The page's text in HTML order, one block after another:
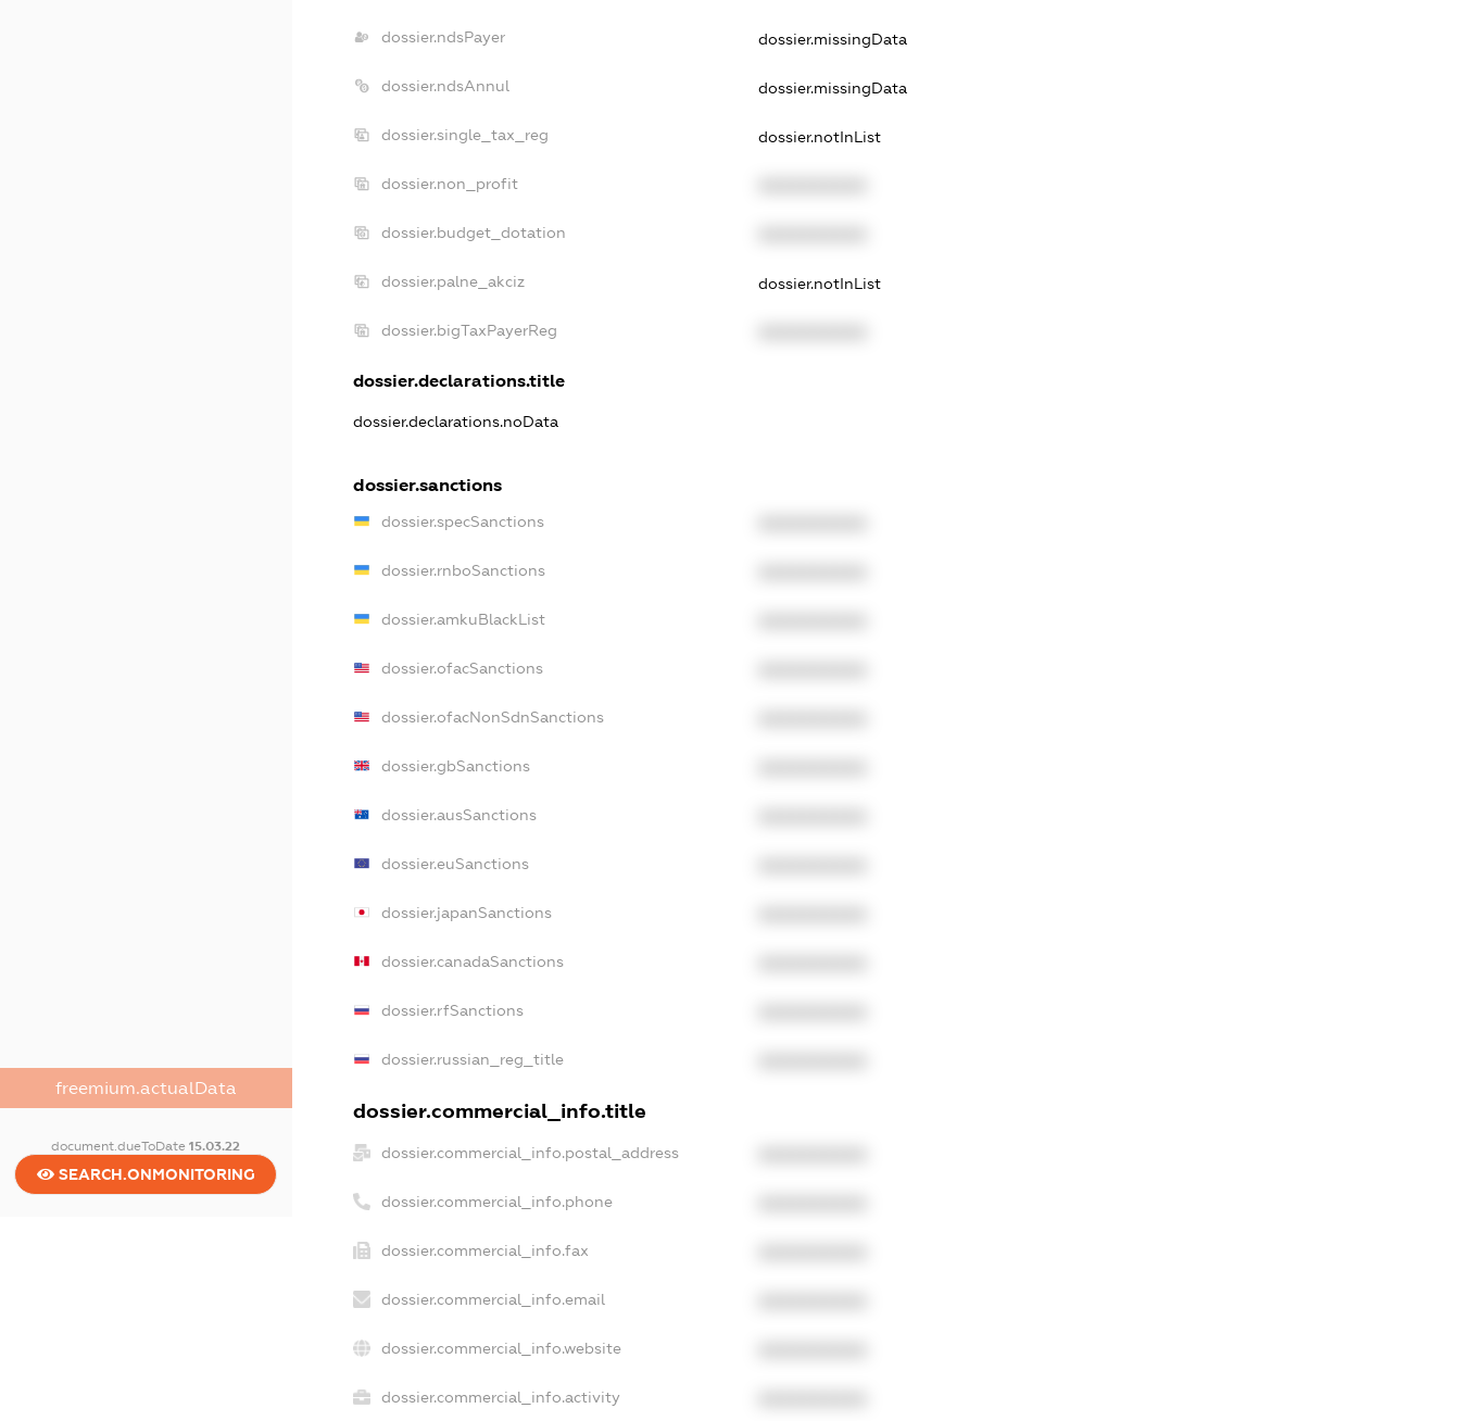
freemium.actualData
document.dueToDate15.03.22
SEARCH.ONMONITORING
dossier.ndsPayer dossier.missingData
dossier.ndsAnnul dossier.missingData
dossier.single_tax_reg dossier.notInList
dossier.non_profit
dossier.budget_dotation
dossier.palne_akciz dossier.notInList
dossier.bigTaxPayerReg
dossier.declarations.title
dossier.declarations.noData
dossier.sanctions
dossier.specSanctions
dossier.rnboSanctions
dossier.amkuBlackList
dossier.ofacSanctions
dossier.ofacNonSdnSanctions
dossier.gbSanctions
dossier.ausSanctions
dossier.euSanctions
dossier.japanSanctions
dossier.canadaSanctions
dossier.rfSanctions
dossier.russian_reg_title
dossier.commercial_info.title
dossier.commercial_info.postal_address
dossier.commercial_info.phone
dossier.commercial_info.fax
dossier.commercial_info.email
dossier.commercial_info.website
dossier.commercial_info.activity